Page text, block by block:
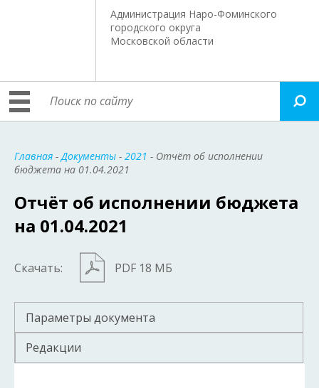
Администрация Наро-Фоминского
городского округа
Московской области
Главная -Документы - 2021 - Отчёт об исполнении
бюджета на 01.04.2021
Отчёт об исполнении бюджета
на 01.04.2021
Скачать: PDF 18 МБ
Параметры документа
Редакции